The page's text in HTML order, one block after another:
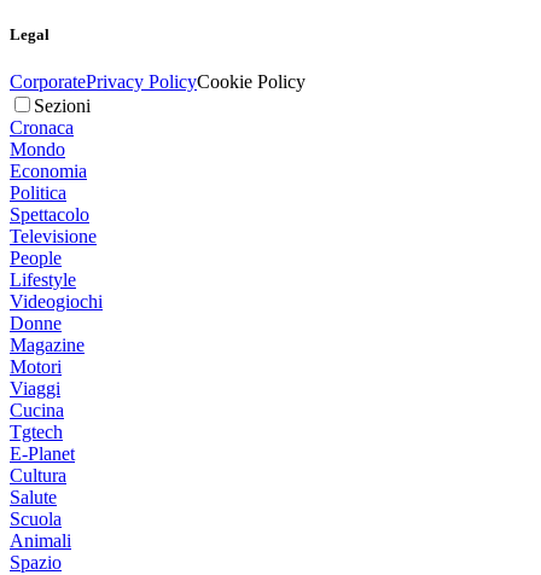
Legal
CorporatePrivacy PolicyCookie Policy
Sezioni
Cronaca
Mondo
Economia
Politica
Spettacolo
Televisione
People
Lifestyle
Videogiochi
Donne
Magazine
Motori
Viaggi
Cucina
Tgtech
E-Planet
Cultura
Salute
Scuola
Animali
Spazio